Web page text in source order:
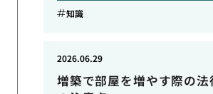
知識
増築で部屋を増やす際の法
2026.06.29